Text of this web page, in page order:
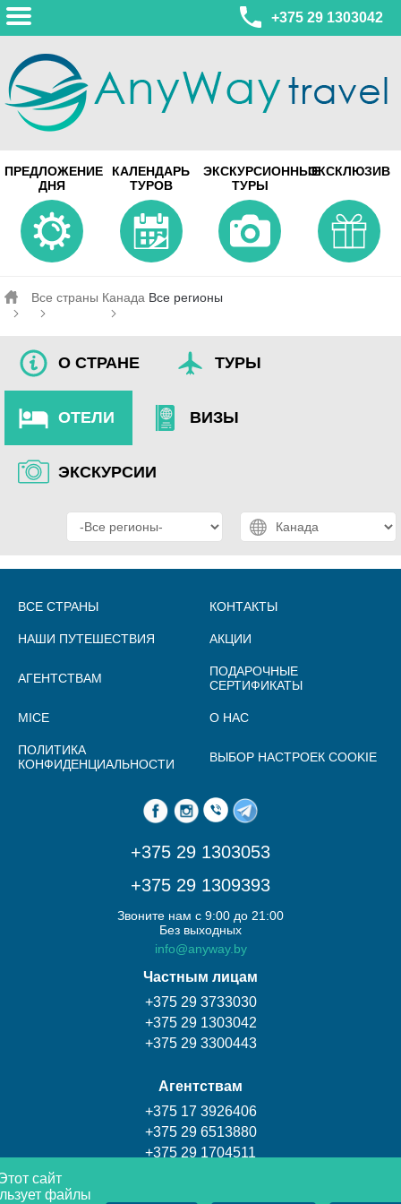
+375 29 1303042
ул. Леонида Беды, 45-547
смотреть на карте
МИНСК
Турагентство Coral Travel
ул. Притыцкого 156/1 пом.37
ул. Скрыганова 4б пом.487
ПРЕДЛОЖЕНИЕ
ДНЯ
КАЛЕНДАРЬ
ТУРОВ
ЭКСКУРСИОННЫЕ
ТУРЫ
ЭКСКЛЮЗИВ
Все страны Канада Все регионы
О СТРАНЕ ТУРЫ
ОТЕЛИ ВИЗЫ
ЭКСКУРСИИ
ВСЕ СТРАНЫ КОНТАКТЫ
НАШИ ПУТЕШЕСТВИЯ АКЦИИ
АГЕНТСТВАМ
ПОДАРОЧНЫЕ
СЕРТИФИКАТЫ
MICE О НАС
ПОЛИТИКА
КОНФИДЕНЦИАЛЬНОСТИ
ВЫБОР НАСТРОЕК COOKIE
+375 29 1303053
+375 29 1309393
Звоните нам с 9:00 до 21:00
Без выходных
info@anyway.by
Частным лицам
+375 29 3733030
+375 29 1303042
+375 29 3300443
Агентствам
+375 17 3926406
+375 29 6513880
+375 29 1704511
сайт
файлы